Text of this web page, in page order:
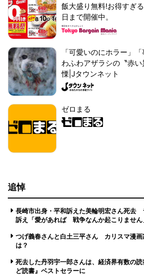
飯大盛り無料!お得すぎ
日まで開催中。
「可愛いのにホラー」
わふわアザラシの〝赤
慄|Jタウンネット
ゼロまる
追悼
長崎市出身・平和訴えた美輪明宏さん死去
訴え「愛があれば 戦争なんか起こりません
つげ義春さんと白土三平さん カリスマ漫画
は？
死去した丹羽宇一郎さんは、経済界有数の
ど読書』ベストセラーに